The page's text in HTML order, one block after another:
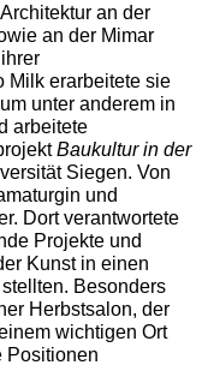
an der
an der Mimar
Milk erarbeitete sie
unter anderem in
arbeitete
Baukultur in der
Siegen. Von
und
Dort verantwortete
Projekte und
Kunst in einen
Besonders
Herbstsalon, der
wichtigen Ort
Positionen